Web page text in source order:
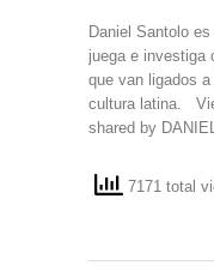
Daniel Santolo
juega e investiga
que van ligados
cultura latina.
shared by
7171 total